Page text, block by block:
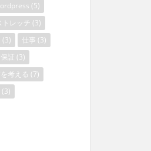
(5)
トレッチ (3)
(3) 仕事 (3)
証 (3)
考える (7)
(3)